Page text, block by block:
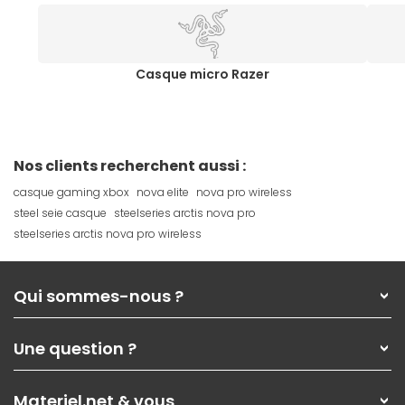
Casque micro Razer
Nos clients recherchent aussi :
casque gaming xbox nova elite nova pro wireless
steel seie casque steelseries arctis nova pro
steelseries arctis nova pro wireless
Qui sommes-nous ?
Nos services
Les magasins Materiel.net
Nos solutions pour les pros
Une question ?